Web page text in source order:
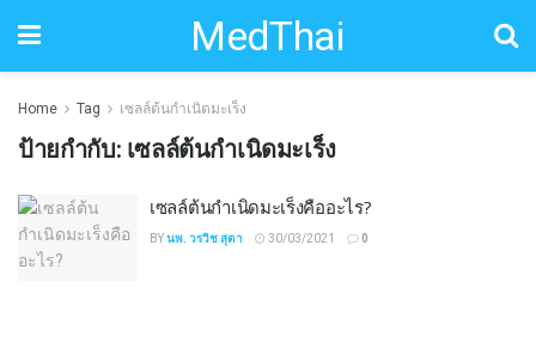
MedThai
Home Tag เซลล์ต้นกำเนิดมะเร็ง
ป้ายกำกับ: เซลล์ต้นกำเนิดมะเร็ง
เซลล์ต้นกำเนิดมะเร็งคืออะไร?
BYนพ. วรวิช สุตา 30/03/2021 0